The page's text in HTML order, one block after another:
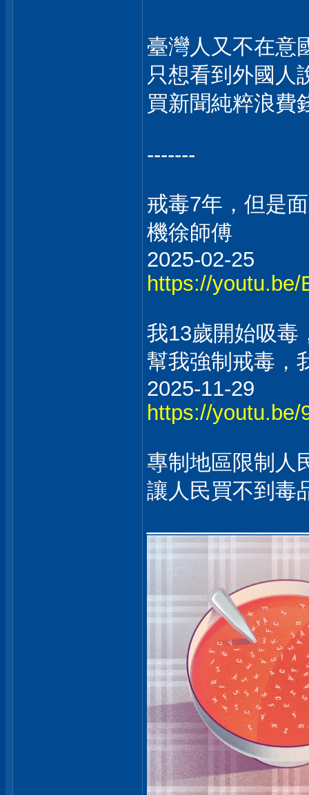
臺灣人又不在意
只想看到外國人
買新聞純粹浪費
-------
戒毒7年，但是
機徐師傅
2025-02-25
https://youtu.be/
我13歲開始吸毒
幫我強制戒毒，
2025-11-29
https://youtu.be/
專制地區限制人
讓人民買不到毒